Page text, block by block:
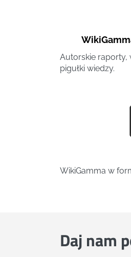
Autorskie
pigułki wiedzy.
WikiGamma w
Daj nam